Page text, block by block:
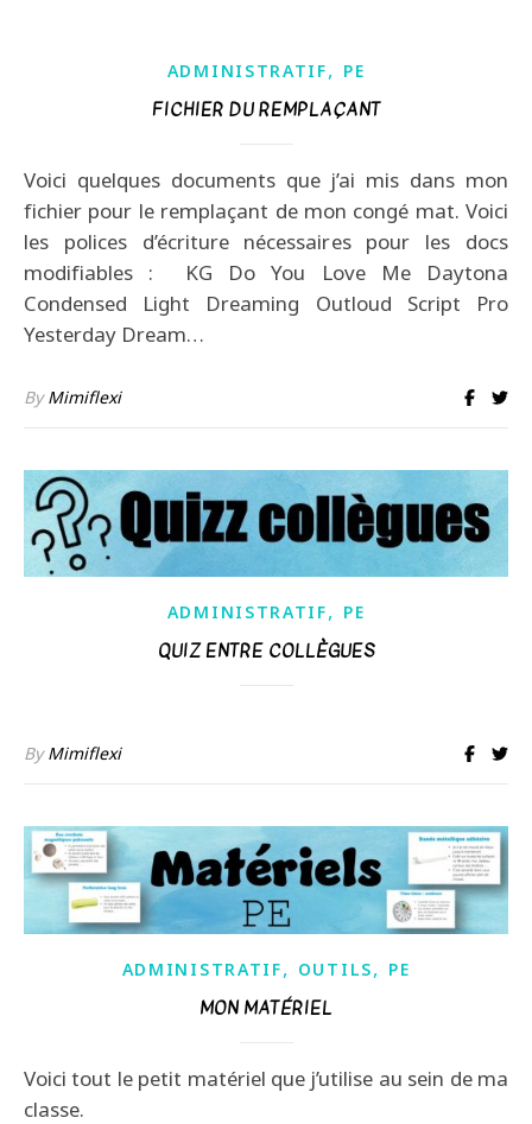
ADMINISTRATIF, PE
FICHIER DU REMPLAÇANT
Voici quelques documents que j’ai mis dans mon
fichier pour le remplaçant de mon congé mat. Voici
les polices d’écriture nécessaires pour les docs
modifiables : KG Do You Love Me Daytona
Condensed Light Dreaming Outloud Script Pro
Yesterday Dream…
ByMimiflexi
ADMINISTRATIF, PE
QUIZ ENTRE COLLÈGUES
ByMimiflexi
ADMINISTRATIF, OUTILS, PE
MON MATÉRIEL
Voici tout le petit matériel que j’utilise au sein de ma
classe.